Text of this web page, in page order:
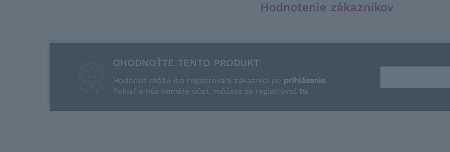
Hodnotenie zákazníkov
OHODNOŤTE TENTO PRODUKT
Hodnotiť môžu iba registrovaní zákazníci po prihlásenie.
Pokiaľ u nás nemáte účet, môžete sa registrovať tu.